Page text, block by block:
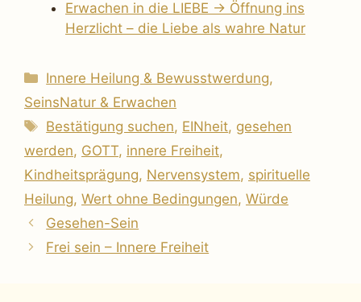
Erwachen in die LIEBE → Öffnung ins
Herzlicht – die Liebe als wahre Natur
Kategorien
Innere Heilung & Bewusstwerdung,
SeinsNatur & Erwachen
Schlagwörter
Bestätigung suchen, EINheit, gesehen
werden, GOTT, innere Freiheit,
Kindheitsprägung, Nervensystem, spirituelle
Heilung, Wert ohne Bedingungen, Würde
Gesehen-Sein
Frei sein – Innere Freiheit